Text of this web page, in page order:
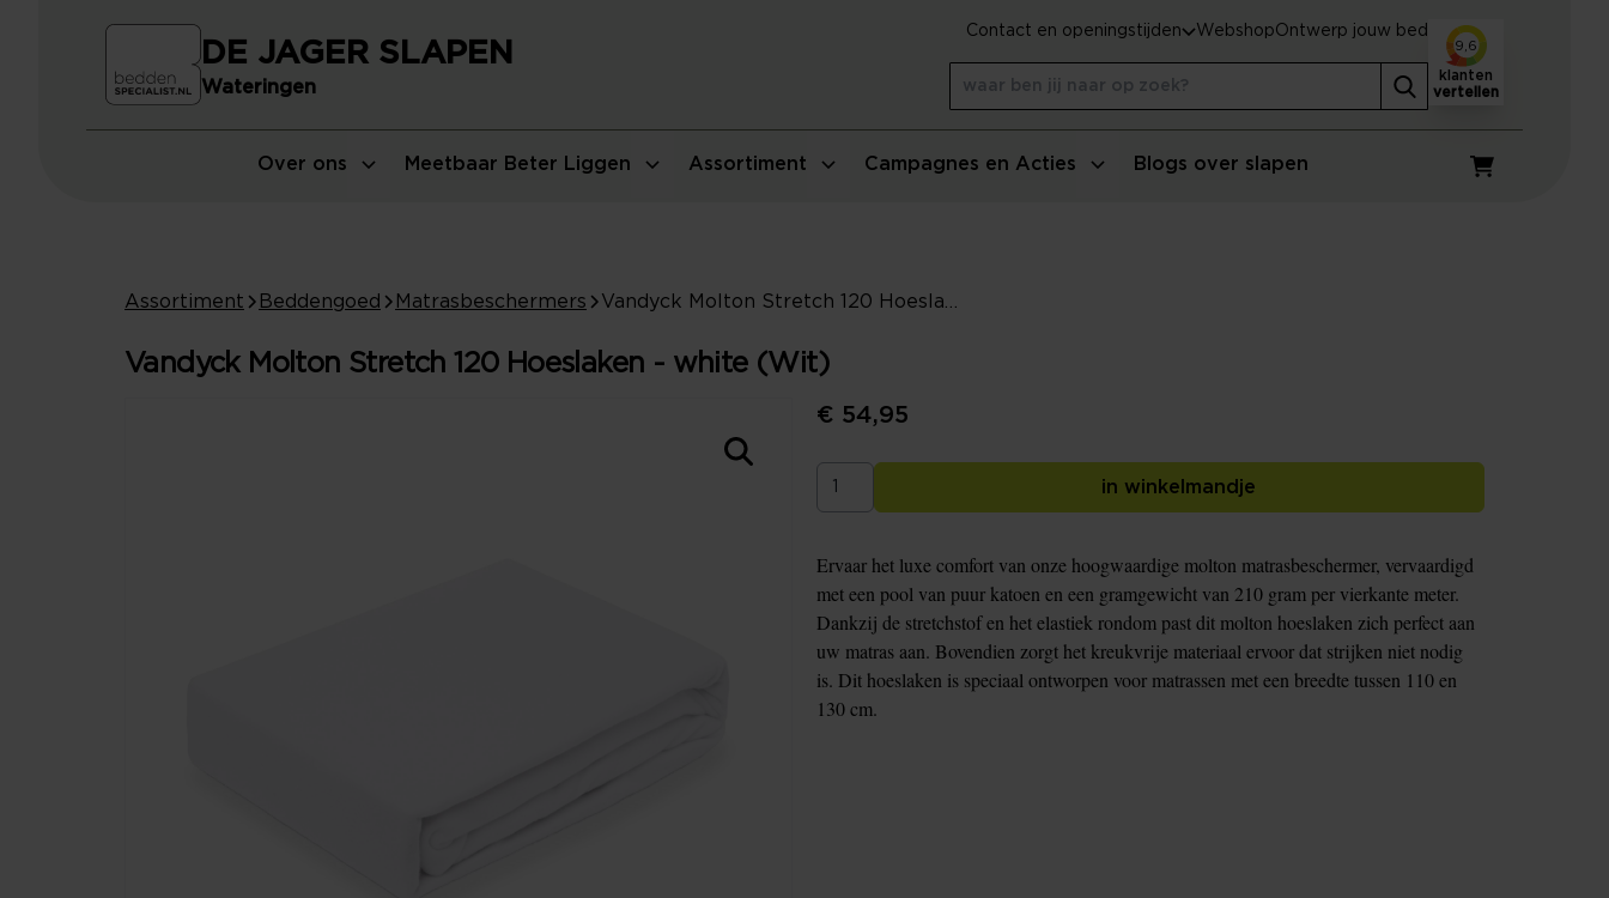
Over ons Meetbaar Beter Liggen Assortiment Campagnes en Acties Blogs over slapen
Winkelwagen
DE JAGER SLAPEN
Wateringen
Contact en openingstijden WebshopOntwerp jouw bed
9,6
klanten
vertellen
Assortiment Beddengoed Matrasbeschermers
Vandyck Molton Stretch 120 Hoeslaken - white (Wit)
€ 54,95
in winkelmandje
Ervaar het luxe comfort van onze hoogwaardige molton matrasbeschermer, vervaardigd
met een pool van puur katoen en een gramgewicht van 210 gram per vierkante meter.
Dankzij de stretchstof en het elastiek rondom past dit molton hoeslaken zich perfect aan
uw matras aan. Bovendien zorgt het kreukvrije materiaal ervoor dat strijken niet nodig
is. Dit hoeslaken is speciaal ontworpen voor matrassen met een breedte tussen 110 en
130 cm.